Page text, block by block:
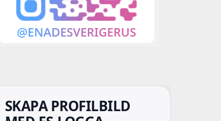
SKAPA PROFILBILD